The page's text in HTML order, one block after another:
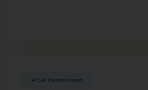
Artikel kostenlos lesen